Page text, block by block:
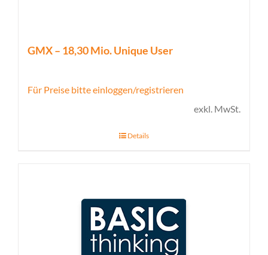
GMX – 18,30 Mio. Unique User
Für Preise bitte einloggen/registrieren
exkl. MwSt.
Details